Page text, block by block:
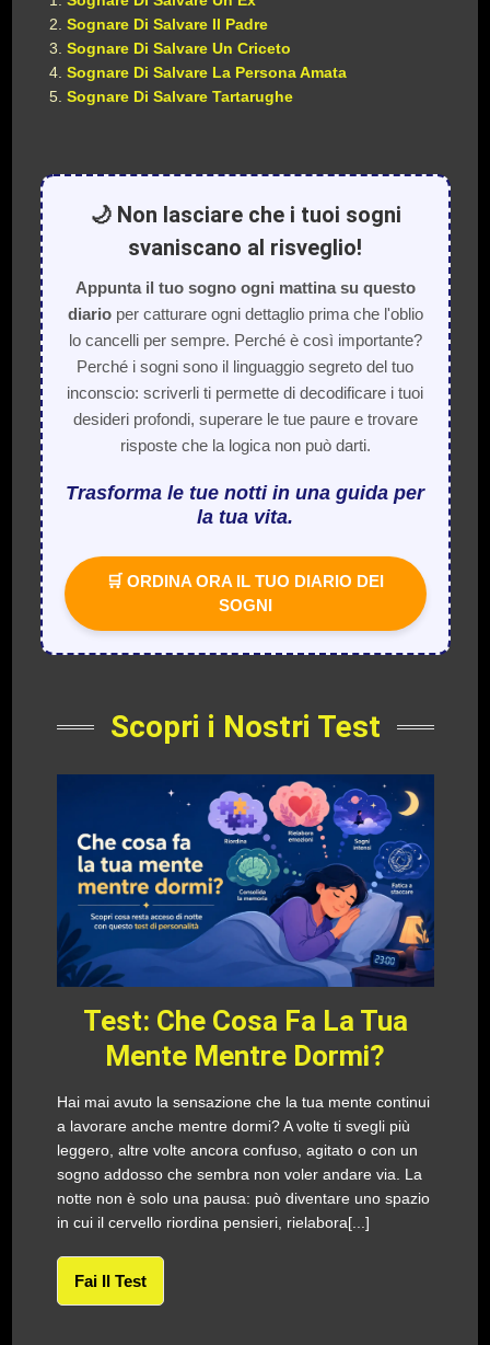
Sognare Di Salvare Il Padre
Sognare Di Salvare Un Criceto
Sognare Di Salvare La Persona Amata
Sognare Di Salvare Tartarughe
🌙 Non lasciare che i tuoi sogni
svaniscano al risveglio!
Appunta il tuo sogno ogni mattina su questo
diarioper catturare ogni dettaglio prima che l'oblio
lo cancelli per sempre. Perché è così importante?
Perché i sogni sono il linguaggio segreto del tuo
inconscio: scriverli ti permette di decodificare i tuoi
desideri profondi, superare le tue paure e trovare
risposte che la logica non può darti.
Trasforma le tue notti in una guida per
la tua vita.
🛒 ORDINA ORA IL TUO DIARIO DEI
SOGNI
Scopri i Nostri Test
Test: Che Cosa Fa La Tua
Mente Mentre Dormi?
Hai mai avuto la sensazione che la tua mente continui
a lavorare anche mentre dormi? A volte ti svegli più
leggero, altre volte ancora confuso, agitato o con un
sogno addosso che sembra non voler andare via. La
notte non è solo una pausa: può diventare uno spazio
in cui il cervello riordina pensieri, rielabora[...]
Fai Il Test